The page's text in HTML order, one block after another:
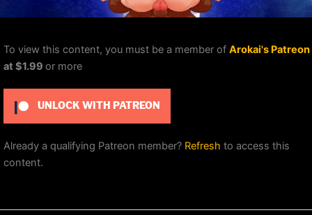
To view this content, you must be a member of Arokai's Patreon
at $1.99 or more
UNLOCK WITH PATREON
Already a qualifying Patreon member? Refresh to access this
content.